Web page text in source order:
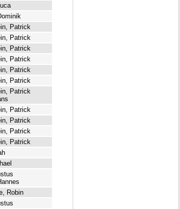
Patrick
Patrick
Patrick
Patrick
Patrick
Patrick
Patrick
Patrick
Patrick
Patrick
Patrick
Robin